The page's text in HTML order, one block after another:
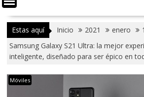
Estas aquí Inicio 2021 enero
Samsung Galaxy S21 Ultra: la mejor
inteligente, diseñado para ser épico en
Móviles